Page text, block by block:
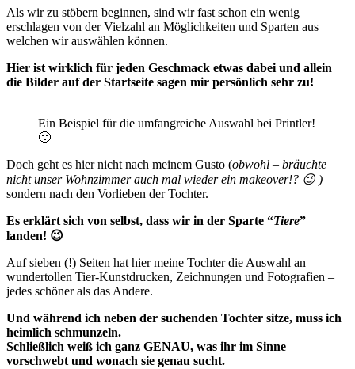
Als wir zu stöbern beginnen, sind wir fast schon ein wenig
erschlagen von der Vielzahl an Möglichkeiten und Sparten aus
welchen wir auswählen können.
Hier ist wirklich für jeden Geschmack etwas dabei und allein
die Bilder auf der Startseite sagen mir persönlich sehr zu!
Ein Beispiel für die umfangreiche Auswahl bei Printler!
🙂
Doch geht es hier nicht nach meinem Gusto (obwohl – bräuchte
nicht unser Wohnzimmer auch mal wieder ein makeover!? 😉 ) –
sondern nach den Vorlieben der Tochter.
Es erklärt sich von selbst, dass wir in der Sparte “Tiere”
landen! 😉
Auf sieben (!) Seiten hat hier meine Tochter die Auswahl an
wundertollen Tier-Kunstdrucken, Zeichnungen und Fotografien –
jedes schöner als das Andere.
Und während ich neben der suchenden Tochter sitze, muss ich
heimlich schmunzeln.
Schließlich weiß ich ganz GENAU, was ihr im Sinne
vorschwebt und wonach sie genau sucht.